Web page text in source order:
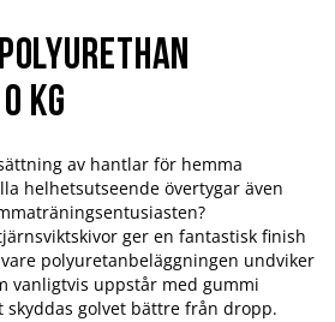
kg
av hantlar för hemma
helhetsutseende övertygar även
ger en fantastisk finish
polyuretanbeläggningen undviker
vanligtvis uppstår med gummi
skyddas golvet bättre från dropp.